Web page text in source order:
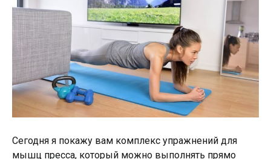
Сегодня я покажу вам комплекс упражнений для
мышц пресса, который можно выполнять прямо